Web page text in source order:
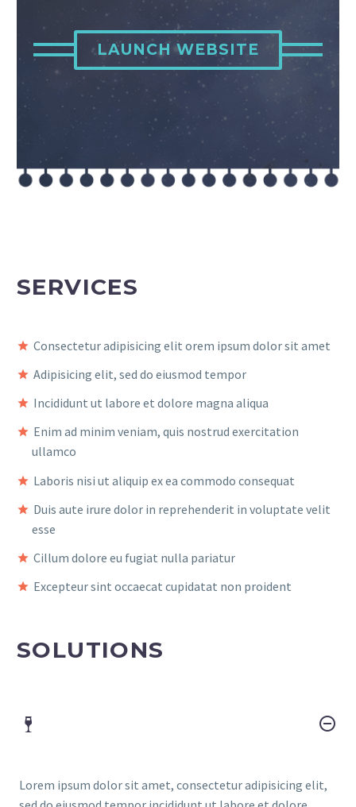
LAUNCH WEBSITE
SERVICES
Consectetur adipisicing elit orem ipsum dolor sit amet
Adipisicing elit, sed do eiusmod tempor
Incididunt ut labore et dolore magna aliqua
Enim ad minim veniam, quis nostrud exercitation
ullamco
Laboris nisi ut aliquip ex ea commodo consequat
Duis aute irure dolor in reprehenderit in voluptate velit
esse
Cillum dolore eu fugiat nulla pariatur
Excepteur sint occaecat cupidatat non proident
SOLUTIONS
Lorem ipsum dolor sit amet, consectetur adipisicing elit,